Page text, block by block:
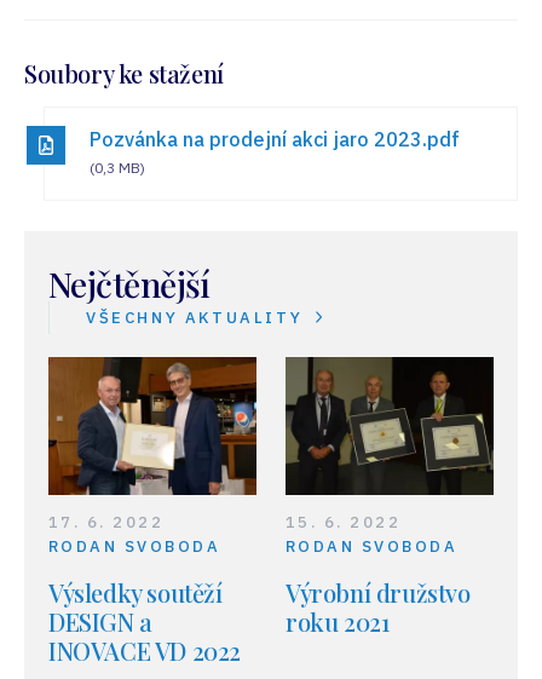
Soubory ke stažení
Pozvánka na prodejní akci jaro 2023.pdf
(0,3 MB)
Nejčtěnější
VŠECHNY AKTUALITY
17. 6. 2022
RODAN SVOBODA
Výsledky soutěží
DESIGN a
INOVACE VD 2022
15. 6. 2022
RODAN SVOBODA
Výrobní družstvo
roku 2021